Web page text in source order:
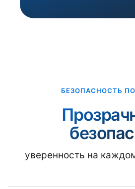
БЕЗОПАСНОСТЬ
уверенность на